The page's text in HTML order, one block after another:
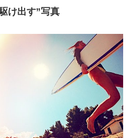
け出す”写真